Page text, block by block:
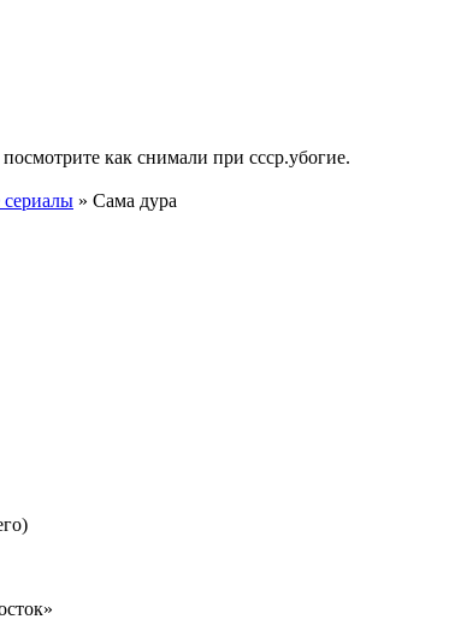
как снимали при ссср.убогие.
сериалы » Сама дура